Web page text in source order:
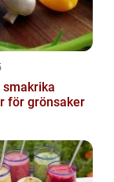
smakrika
för grönsaker